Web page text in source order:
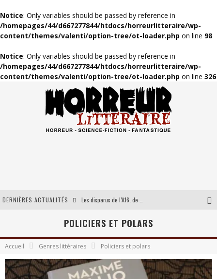
Notice: Only variables should be passed by reference in
/homepages/44/d667277844/htdocs/horreurlitteraire/wp-
content/themes/valenti/option-tree/ot-loader.php on line 98
Notice: Only variables should be passed by reference in
/homepages/44/d667277844/htdocs/horreurlitteraire/wp-
content/themes/valenti/option-tree/ot-loader.php on line 326
DERNIÈRES ACTUALITÉS
Juste avant le crépuscule, de Stephen King
Les rêves dans la maison de la sorcière, de Lovecraft, Sapin et Pion
Le passager, de Patrick Senécal
POLICIERS ET POLARS
Accueil Genres littéraires Policiers et polars